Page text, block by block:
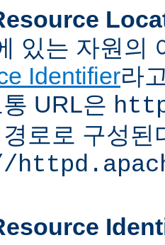
있는 자원의
Identifier라
URL은
로로 구성